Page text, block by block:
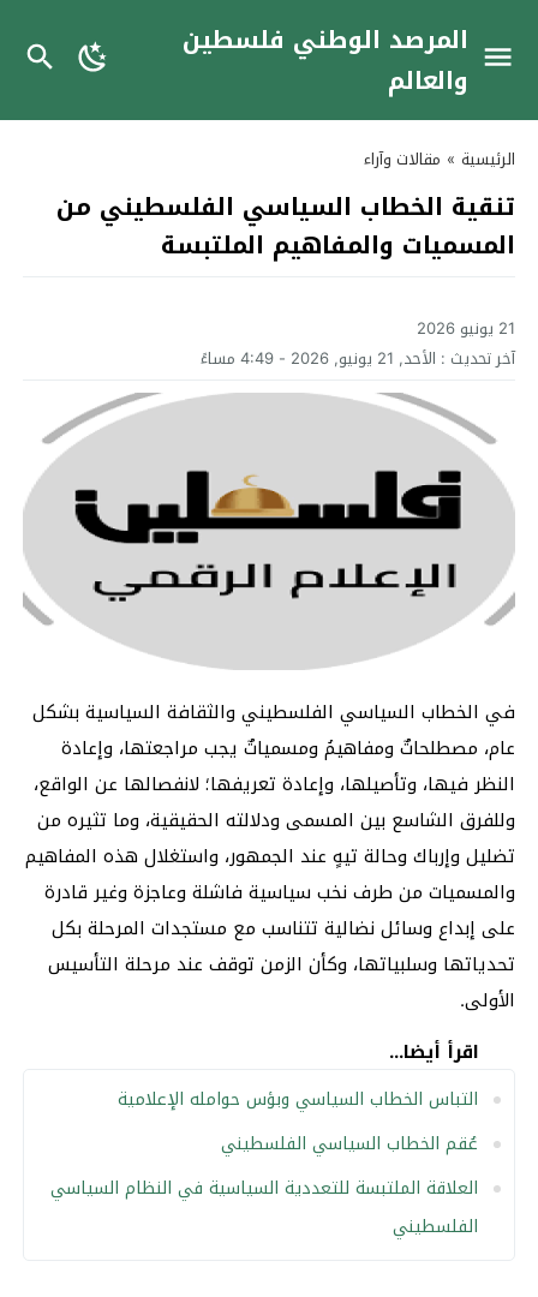
المرصد الوطني فلسطين
والعالم
الرئيسية » مقالات وآراء
تنقية الخطاب السياسي الفلسطيني من
المسميات والمفاهيم الملتبسة
21 يونيو 2026
آخر تحديث : الأحد, 21 يونيو, 2026 - 4:49 مساءً
في الخطاب السياسي الفلسطيني والثقافة السياسية بشكل
عام، مصطلحاتٌ ومفاهيمُ ومسمياتٌ يجب مراجعتها، وإعادة
النظر فيها، وتأصيلها، وإعادة تعريفها؛ لانفصالها عن الواقع،
وللفرق الشاسع بين المسمى ودلالته الحقيقية، وما تثيره من
تضليل وإرباك وحالة تيهٍ عند الجمهور، واستغلال هذه المفاهيم
والمسميات من طرف نخب سياسية فاشلة وعاجزة وغير قادرة
على إبداع وسائل نضالية تتناسب مع مستجدات المرحلة بكل
تحدياتها وسلبياتها، وكأن الزمن توقف عند مرحلة التأسيس
الأولى.
اقرأ أيضا...
التباس الخطاب السياسي وبؤس حوامله الإعلامية
عُقم الخطاب السياسي الفلسطيني
العلاقة الملتبسة للتعددية السياسية في النظام السياسي
الفلسطيني